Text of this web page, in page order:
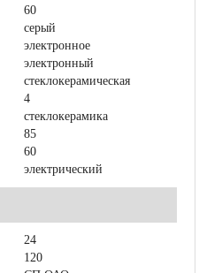
60
серый
электронное
электронный
стеклокерамическая
4
стеклокерамика
85
60
электрический
24
120